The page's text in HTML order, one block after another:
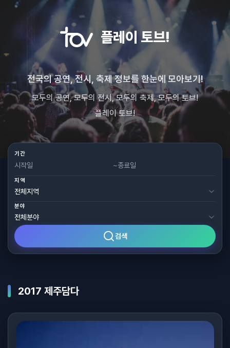
플레이 토브!
전국의 공연, 전시, 축제 정보를 한눈에 모아보기!
모두의 공연, 모두의 전시, 모두의 축제, 모두의 토브!
플레이 토브!
기간
~
지역
분야
검색
2017 제주담다